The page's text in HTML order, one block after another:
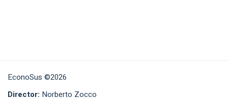
EconoSus ©2026
Director: Norberto Zocco